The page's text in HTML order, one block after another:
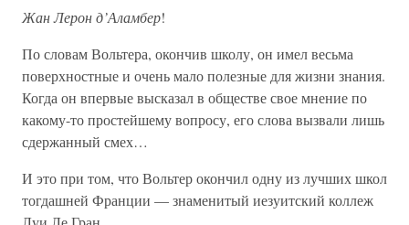
Жан Лерон д’Аламбер!
По словам Вольтера, окончив школу, он имел весьма
поверхностные и очень мало полезные для жизни знания.
Когда он впервые высказал в обществе свое мнение по
какому-то простейшему вопросу, его слова вызвали лишь
сдержанный смех…
И это при том, что Вольтер окончил одну из лучших школ
тогдашней Франции — знаменитый иезуитский коллеж